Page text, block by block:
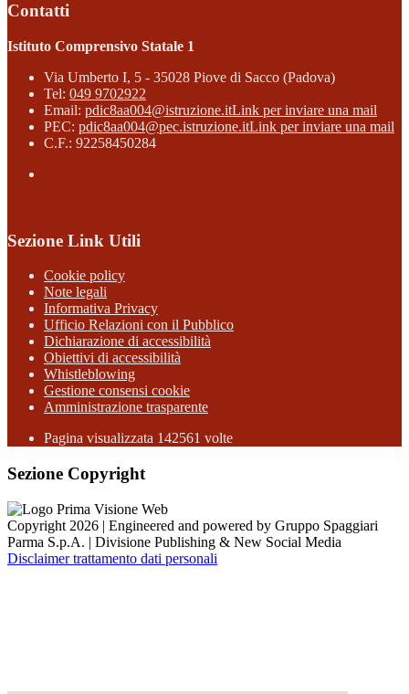
Contatti
Istituto Comprensivo Statale 1
Via Umberto I, 5 - 35028 Piove di Sacco (Padova)
Tel: 049 9702922
Email: pdic8aa004@istruzione.itLink per inviare una mail
PEC: pdic8aa004@pec.istruzione.itLink per inviare una mail
C.F.: 92258450284
Sezione Link Utili
Cookie policy
Note legali
Informativa Privacy
Ufficio Relazioni con il Pubblico
Dichiarazione di accessibilità
Obiettivi di accessibilità
Whistleblowing
Gestione consensi cookie
Amministrazione trasparente
Pagina visualizzata 142561 volte
Sezione Copyright
Copyright 2026 | Engineered and powered by Gruppo Spaggiari
Parma S.p.A. | Divisione Publishing & New Social Media
Disclaimer trattamento dati personali